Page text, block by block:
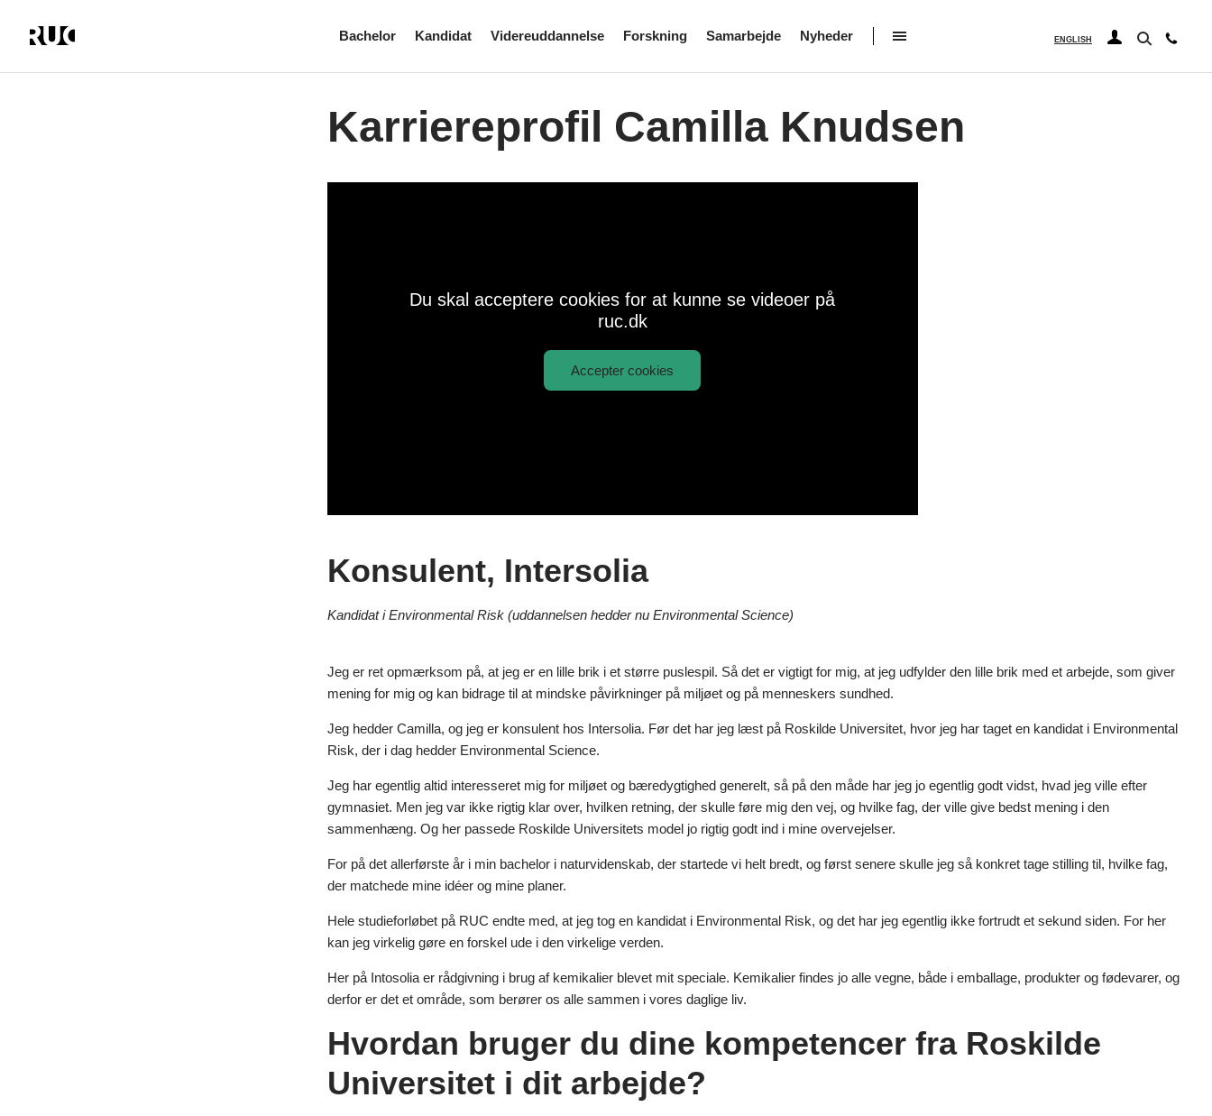
Bachelor Kandidat Videreuddannelse Forskning Samarbejde Nyheder ENGLISH
Karriereprofil Camilla Knudsen
Du skal acceptere cookies for at kunne se videoer på
ruc.dk
Accepter cookies
Konsulent, Intersolia
Kandidat i Environmental Risk (uddannelsen hedder nu Environmental Science)
Jeg er ret opmærksom på, at jeg er en lille brik i et større puslespil. Så det er vigtigt for mig, at jeg udfylder den lille brik med et arbejde, som giver
mening for mig og kan bidrage til at mindske påvirkninger på miljøet og på menneskers sundhed.
Jeg hedder Camilla, og jeg er konsulent hos Intersolia. Før det har jeg læst på Roskilde Universitet, hvor jeg har taget en kandidat i Environmental
Risk, der i dag hedder Environmental Science.
Jeg har egentlig altid interesseret mig for miljøet og bæredygtighed generelt, så på den måde har jeg jo egentlig godt vidst, hvad jeg ville efter
gymnasiet. Men jeg var ikke rigtig klar over, hvilken retning, der skulle føre mig den vej, og hvilke fag, der ville give bedst mening i den
sammenhæng. Og her passede Roskilde Universitets model jo rigtig godt ind i mine overvejelser.
For på det allerførste år i min bachelor i naturvidenskab, der startede vi helt bredt, og først senere skulle jeg så konkret tage stilling til, hvilke fag,
der matchede mine idéer og mine planer.
Hele studieforløbet på RUC endte med, at jeg tog en kandidat i Environmental Risk, og det har jeg egentlig ikke fortrudt et sekund siden. For her
kan jeg virkelig gøre en forskel ude i den virkelige verden.
Her på Intosolia er rådgivning i brug af kemikalier blevet mit speciale. Kemikalier findes jo alle vegne, både i emballage, produkter og fødevarer, og
derfor er det et område, som berører os alle sammen i vores daglige liv.
Hvordan bruger du dine kompetencer fra Roskilde
Universitet i dit arbejde?